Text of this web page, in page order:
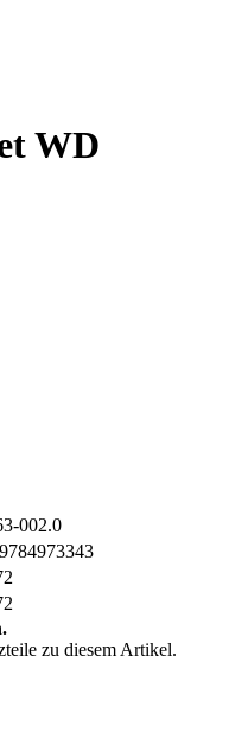
WD
002.0
zu diesem Artikel.